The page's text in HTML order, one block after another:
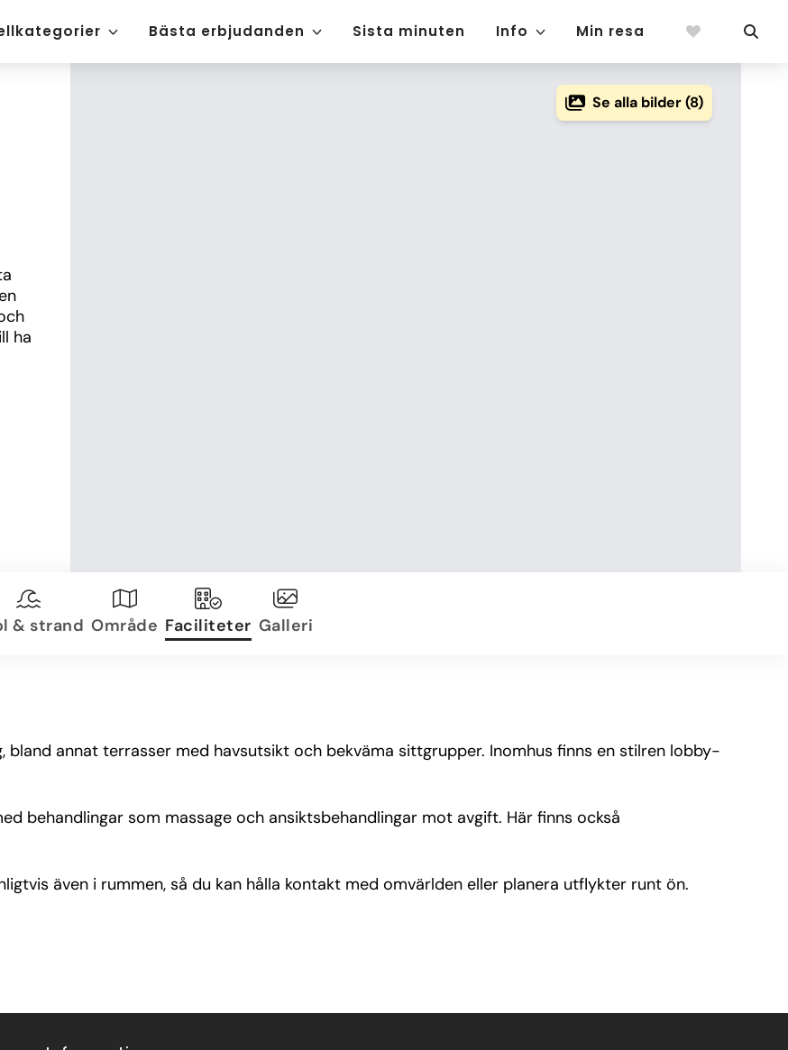
Bästa erbjudanden Sista minuten Info Min resa
ha
Se alla bilder (8)
& strand Område Faciliteter Galleri
annat terrasser med havsutsikt och bekväma sittgrupper. Inomhus finns en stilren lobby-
behandlingar som massage och ansiktsbehandlingar mot avgift. Här finns också
även i rummen, så du kan hålla kontakt med omvärlden eller planera utflykter runt ön.